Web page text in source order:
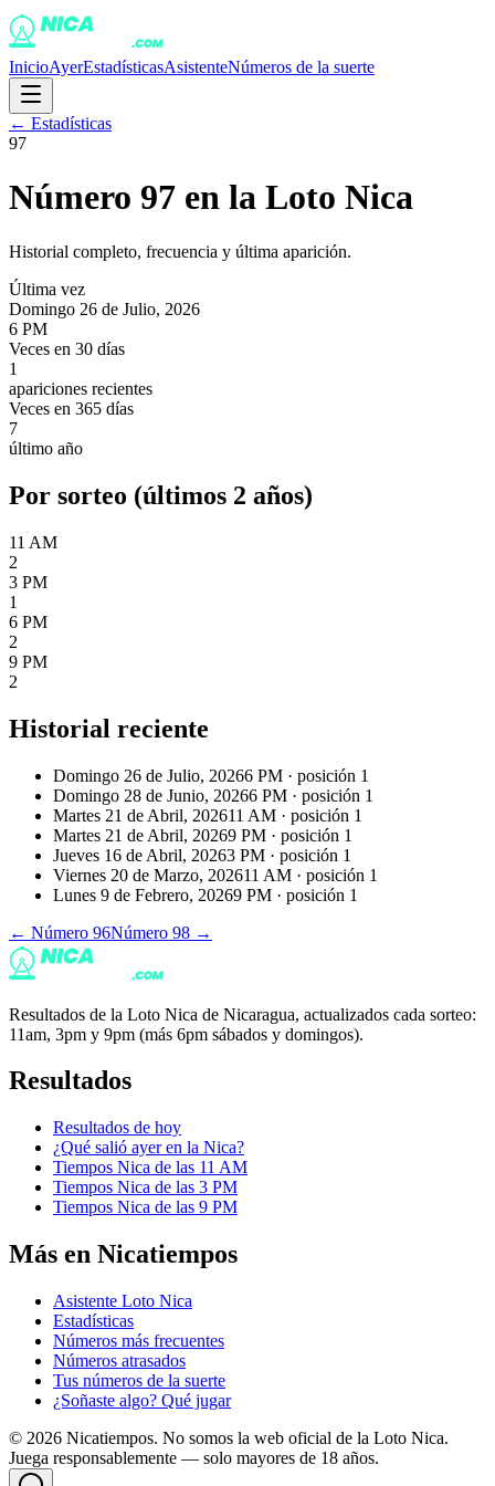
InicioAyerEstadísticasAsistenteNúmeros de la suerte
← Estadísticas
97
Número 97 en la Loto Nica
Historial completo, frecuencia y última aparición.
Última vez
Domingo 26 de Julio, 2026
6 PM
Veces en 30 días
1
apariciones recientes
Veces en 365 días
7
último año
Por sorteo (últimos 2 años)
11 AM
2
3 PM
1
6 PM
2
9 PM
2
Historial reciente
Domingo 26 de Julio, 20266 PM · posición 1
Domingo 28 de Junio, 20266 PM · posición 1
Martes 21 de Abril, 202611 AM · posición 1
Martes 21 de Abril, 20269 PM · posición 1
Jueves 16 de Abril, 20263 PM · posición 1
Viernes 20 de Marzo, 202611 AM · posición 1
Lunes 9 de Febrero, 20269 PM · posición 1
← Número 96Número 98 →
Resultados de la Loto Nica de Nicaragua, actualizados cada sorteo:
11am, 3pm y 9pm (más 6pm sábados y domingos).
Resultados
Resultados de hoy
¿Qué salió ayer en la Nica?
Tiempos Nica de las 11 AM
Tiempos Nica de las 3 PM
Tiempos Nica de las 9 PM
Más en Nicatiempos
Asistente Loto Nica
Estadísticas
Números más frecuentes
Números atrasados
Tus números de la suerte
¿Soñaste algo? Qué jugar
© 2026 Nicatiempos. No somos la web oficial de la Loto Nica.
Juega responsablemente — solo mayores de 18 años.